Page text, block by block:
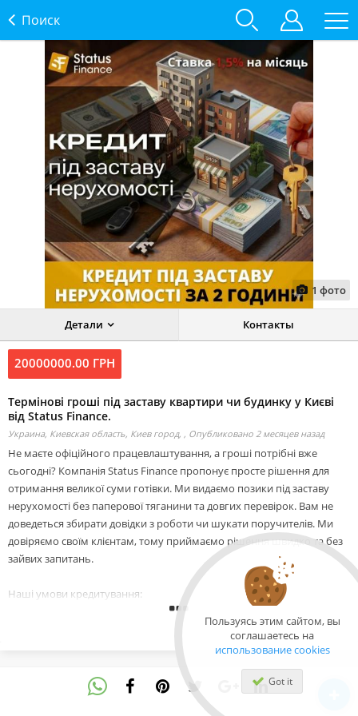
Пользуясь этим сайтом, вы
соглашаетесь на
использование cookies
Got it
Поиск
1 фото
Детали Контакты
20000000.00 ГРН
Термінові гроші під заставу квартири чи будинку у Києві
від Status Finance.
Украина, Киевская область, Киев город, , Опубликовано 2 месяцев назад
Не маєте офіційного працевлаштування, а гроші потрібні вже
сьогодні? Компанія Status Finance пропонує просте рішення для
отримання великої суми готівки. Ми видаємо позики під заставу
нерухомості без паперової тяганини та довгих перевірок. Вам не
доведеться збирати довідки з роботи чи шукати поручителів. Ми
довіряємо своїм клієнтам, тому приймаємо рішення швидко та без
зайвих запитань.
Наші умови кредитування:
-Ви можете отримати будь-яку потрібну суму від 20 тисяч до 20
-Ми виплачуємо до 80 відсотків від реальної ринкової вартості вашої
-Плата за користування грошима фіксована і становить всього 1,5
відсотка на місяць.